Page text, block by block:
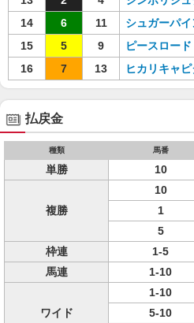
14
6 11 シュガーパイ
15
5 9 ピースロード
16
7 13 ヒカリキャ
払戻金
種類 馬番
単勝 10
複勝
10
1
5
枠連
1-5
馬連
1-10
ワイド
1-10
5-10